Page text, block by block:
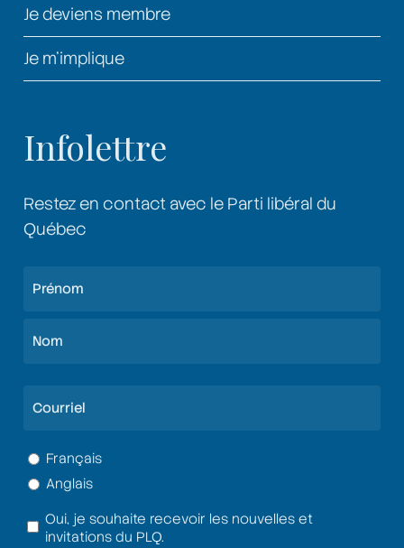
Je deviens membre
Je m’implique
Infolettre
Restez en contact avec le Parti libéral du
Québec
Nom
Courriel
Langue
(Nécessaire)
Français
Anglais
Termes
Oui, je souhaite recevoir les nouvelles et
invitations du PLQ.